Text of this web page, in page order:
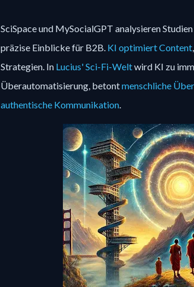
SciSpace und MySocialGPT analysieren
präzise Einblicke für B2B. KI optimiert Content
Strategien. In Lucius' Sci-Fi-Weltwird KI zu
Überautomatisierung, betontmenschliche
authentische Kommunikation.